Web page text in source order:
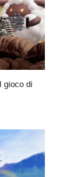
gioco di